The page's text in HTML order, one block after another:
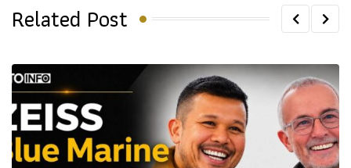
Related Post